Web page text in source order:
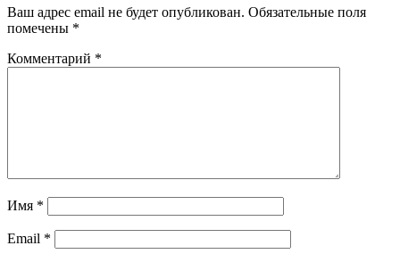
Ваш адрес email не будет опубликован. Обязательные поля
помечены *
Комментарий *
Имя *
Email *